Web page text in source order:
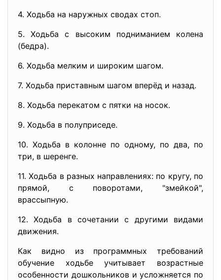
4. Ходьба на наружных сводах стоп.
5. Ходьба с высоким подниманием колена
(бедра).
6. Ходьба мелким и широким шагом.
7. Ходьба приставным шагом вперёд и назад.
8. Ходьба перекатом с пятки на носок.
9. Ходьба в полуприседе.
10. Ходьба в колонне по одному, по два, по
три, в шеренге.
11. Ходьба в разных направлениях: по кругу, по
прямой, с поворотами, "змейкой",
врассыпную.
12. Ходьба в сочетании с другими видами
движения.
Как видно из программных требований
обучение ходьбе учитывает возрастные
особенности дошкольников и усложняется по